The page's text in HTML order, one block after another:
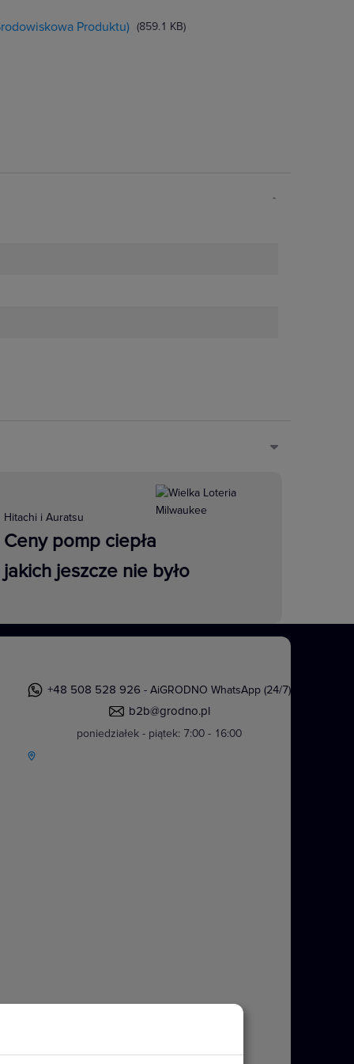
komfortu, bezpieczeństwa i
zapewnia optymalną
jest częścią naszego życia.
do przesyłania sygnałów
zapewniających dostęp do
sygnału A/V do projektora
w standardowym kolorze
i wielokrotnych. Stopień
akcesoriów.
Produktu) (859.1 KB)
Hitachi i Auratsu
Ceny pomp ciepła
jakich jeszcze nie było
+48 508 528 926 - AiGRODNO WhatsApp (24/7)
b2b@grodno.pl
poniedziałek - piątek: 7:00 - 16:00